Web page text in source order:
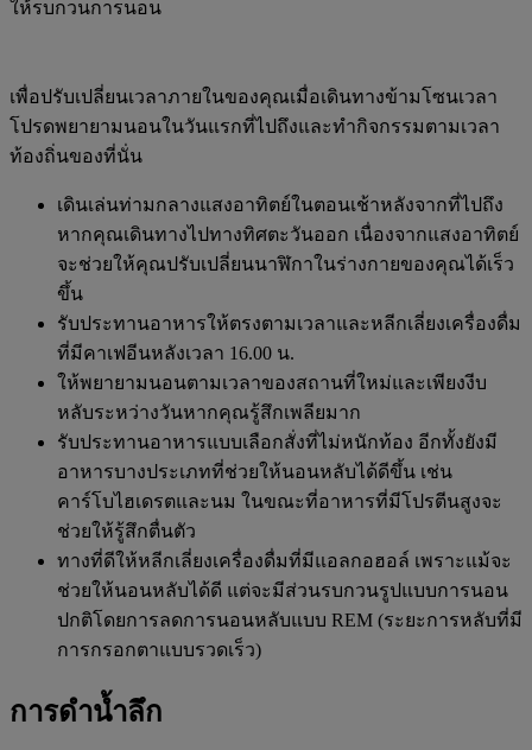
ให้รบกวนการนอน
เพื่อปรับเปลี่ยนเวลาภายในของคุณเมื่อเดินทางข้ามโซนเวลา
โปรดพยายามนอนในวันแรกที่ไปถึงและทำกิจกรรมตามเวลา
ท้องถิ่นของที่นั่น
เดินเล่นท่ามกลางแสงอาทิตย์ในตอนเช้าหลังจากที่ไปถึง
หากคุณเดินทางไปทางทิศตะวันออก เนื่องจากแสงอาทิตย์
จะช่วยให้คุณปรับเปลี่ยนนาฬิกาในร่างกายของคุณได้เร็ว
ขึ้น
รับประทานอาหารให้ตรงตามเวลาและหลีกเลี่ยงเครื่องดื่ม
ที่มีคาเฟอีนหลังเวลา 16.00 น.
ให้พยายามนอนตามเวลาของสถานที่ใหม่และเพียงงีบ
หลับระหว่างวันหากคุณรู้สึกเพลียมาก
รับประทานอาหารแบบเลือกสั่งที่ไม่หนักท้อง อีกทั้งยังมี
อาหารบางประเภทที่ช่วยให้นอนหลับได้ดีขึ้น เช่น
คาร์โบไฮเดรตและนม ในขณะที่อาหารที่มีโปรตีนสูงจะ
ช่วยให้รู้สึกตื่นตัว
ทางที่ดีให้หลีกเลี่ยงเครื่องดื่มที่มีแอลกอฮอล์ เพราะแม้จะ
ช่วยให้นอนหลับได้ดี แต่จะมีส่วนรบกวนรูปแบบการนอน
ปกติโดยการลดการนอนหลับแบบ REM (ระยะการหลับที่มี
การกรอกตาแบบรวดเร็ว)
การดำน้ำลึก